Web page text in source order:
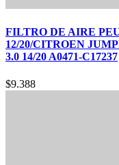
FILTRO DE AIRE
12/20/CITROEN
3.0 14/20 A0471-C17237
$9.388